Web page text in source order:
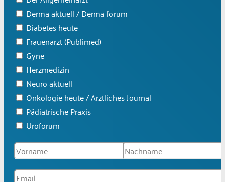
Derma aktuell / Derma forum
Diabetes heute
Frauenarzt (Publimed)
Gyne
Herzmedizin
Neuro aktuell
Onkologie heute / Ärztliches Journal
Pädiatrische Praxis
Uroforum